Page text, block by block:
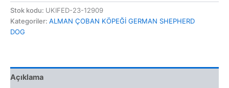
Stok kodu: UKIFED-23-12909
Kategoriler: ALMAN ÇOBAN KÖPEĞİ GERMAN SHEPHERD
DOG
Açıklama